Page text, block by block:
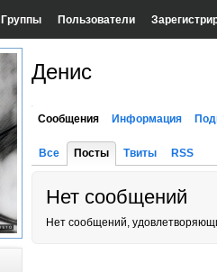
Группы Пользователи
Денис
Сообщения Информация
Все Посты Твиты RSS
Нет сообщений
Нет сообщений,